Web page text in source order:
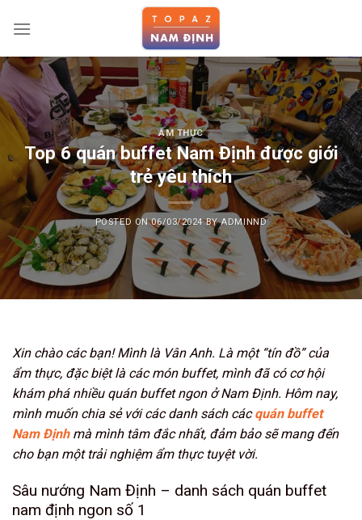
ẨM THỰC
Top 6 quán buffet Nam Định được giới
trẻ yêu thích
POSTED ON06/03/2024BYADMINND
Xin chào các bạn! Mình là Vân Anh. Là một “tín đồ” của
ẩm thực, đặc biệt là các món buffet, mình đã có cơ hội
khám phá nhiều quán buffet ngon ở Nam Định. Hôm nay,
mình muốn chia sẻ với các danh sách cácquán buffet
Nam Địnhmà mình tâm đắc nhất, đảm bảo sẽ mang đến
cho bạn một trải nghiệm ẩm thực tuyệt vời.
Sâu nướng Nam Định – danh sách quán buffet
nam định ngon số 1